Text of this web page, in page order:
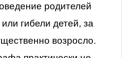
родителей
гибели детей, за
возросло.